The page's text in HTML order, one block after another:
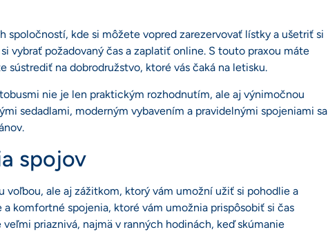
kde si môžete vopred zarezervovať lístky a ušetriť si
vybrať požadovaný čas a zaplatiť online. S touto praxou máte
na dobrodružstvo, ktoré vás čaká na letisku.
nie je len praktickým rozhodnutím, ale aj výnimočnou
sedadlami, moderným vybavením a pravidelnými spojeniami sa
spojov
ale aj zážitkom, ktorý vám umožní užiť si pohodlie a
komfortné spojenia, ktoré vám umožnia prispôsobiť si čas
priaznivá, najmä v ranných hodinách, keď skúmanie